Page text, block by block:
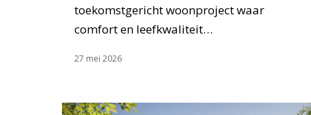
toekomstgericht woonproject waar
comfort en leefkwaliteit…
27 mei 2026